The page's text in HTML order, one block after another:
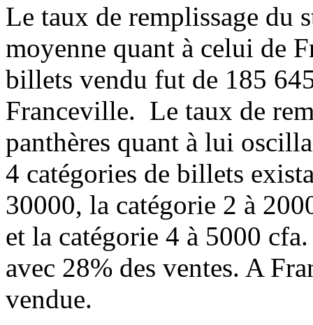
Le taux de remplissage du
moyenne quant à celui de
billets vendu fut de 185
Franceville. Le taux de
panthères quant à lui
4 catégories de billets
30000, la catégorie 2 à
et la catégorie 4 à 5000
avec 28% des ventes. A
vendue.